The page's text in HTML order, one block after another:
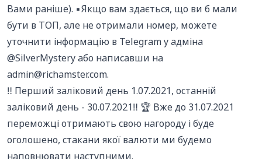
Вами раніше). ▪️Якщо вам здається, що ви б мали
бути в ТОП, але не отримали номер, можете
уточнити інформацію в Telegram у адміна
@SilverMystery або написавши на
admin@richamster.com.
‼️ Перший заліковий день 1.07.2021, останній
заліковий день - 30.07.2021‼️ 🏆 Вже до 31.07.2021
переможці отримають свою нагороду і буде
оголошено, стакани якої валюти ми будемо
наповнювати наступними.